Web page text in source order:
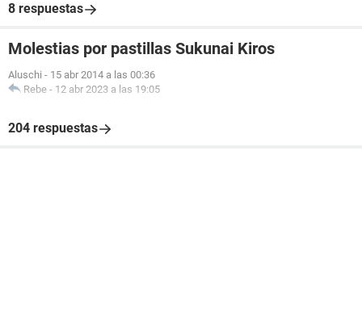
8 respuestas
Molestias por pastillas Sukunai Kiros
Aluschi - 15 abr 2014 a las 00:36
Rebe - 12 abr 2023 a las 19:05
204 respuestas